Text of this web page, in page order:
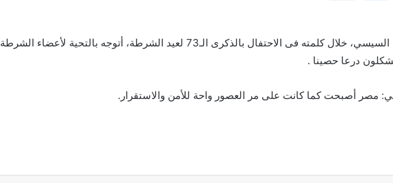
قال الرئيس عبد الفتاح السيسي، خلال كلمته فى الاحتفال بالذكرى الـ73 لعيد الشرطة، أتوجه بالتحية لأعضاء الشرطة
درعا حصينا .
مصر أصبحت كما كانت على مر العصور واحة للأمن والاستقرار.